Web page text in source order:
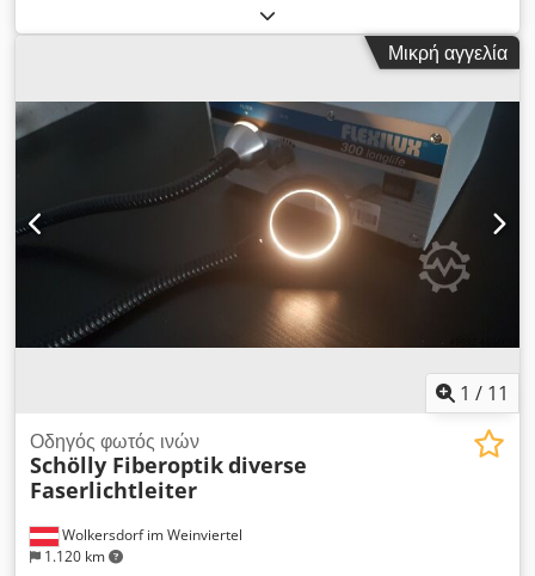
Μικρή αγγελία
1 / 11
Wolkersdorf im Weinviertel
1.120 km
Οδηγός φωτός ινών
Schölly Fiberoptikdiverse
Faserlichtleiter